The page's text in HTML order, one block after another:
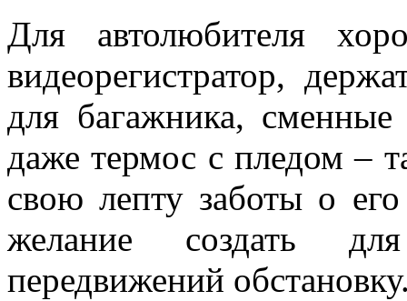
Для автолюбителя
видеорегистратор,
для багажника,
даже термос с пледом –
свою лепту заботы о
желание создать
передвижений